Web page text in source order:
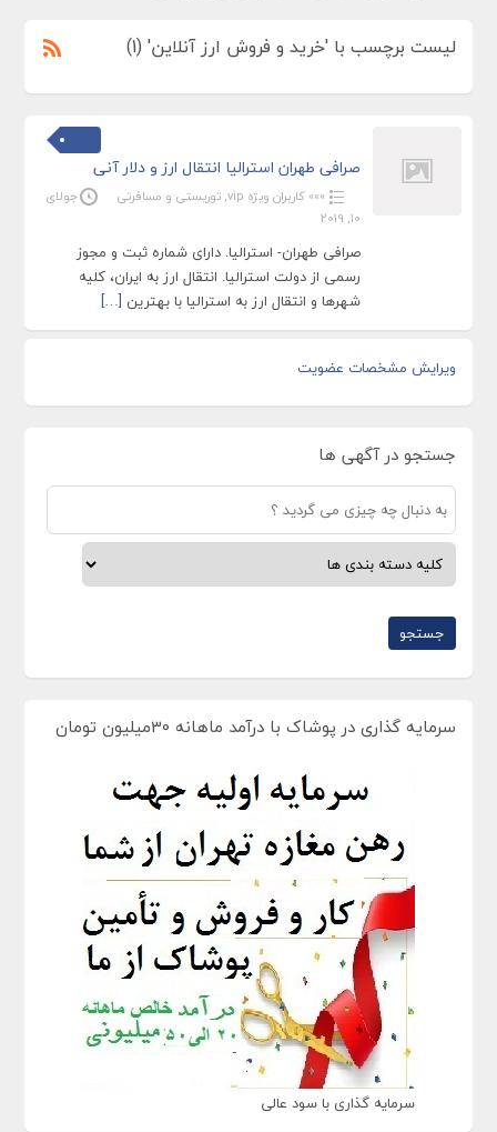
لیست برچسب با 'خرید و فروش ارز آنلاین' (1)
صرافی طهران استرالیا انتقال ارز و دلار آنی
»»» کاربران ویژه vip , توریستی و مسافرتی
جولای
10, 2019
صرافی طهران- استرالیا. دارای شماره ثبت و مجوز
رسمی از دولت استرالیا. انتقال ارز به ایران، کلیه
شهرها و انتقال ارز به استرالیا با بهترین […]
ویرایش مشخصات عضویت
جستجو در آگهی ها
سرمایه گذاری در پوشاک با درآمد ماهانه 30میلیون تومان
سرمایه گذاری با سود عالی